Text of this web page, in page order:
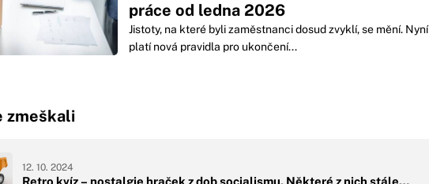
práce od ledna 2026
Jistoty, na které byli zaměstnanci dosud zvyklí, se mění. Nyní
platí nová pravidla pro ukončení...
zmeškali
Retro kvíz – nostalgie hraček z dob socialismu. Některé z nich stále…
12. 10. 2024